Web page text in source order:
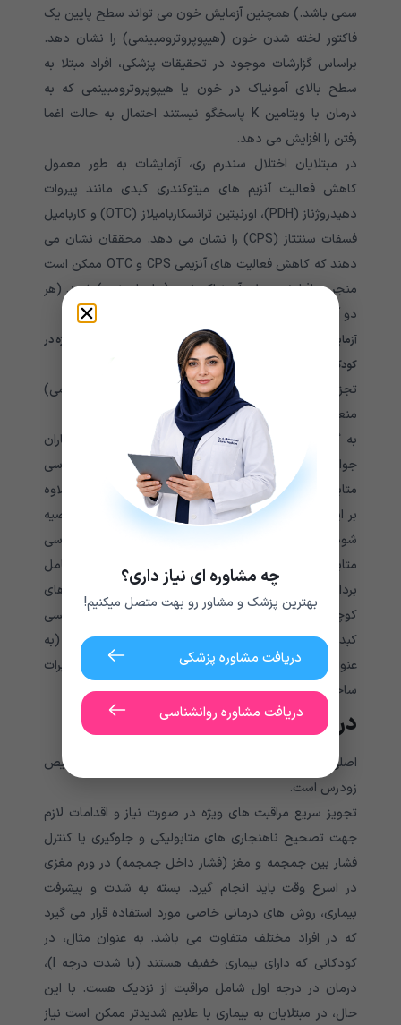
سمی باشد.) همچنین آزمایش خون می تواند سطح پایین یک
فاکتور لخته شدن خون (هیپوپروترومبینمی) را نشان دهد.
براساس گزارشات موجود در تحقیقات پزشکی، افراد مبتلا به
سطح بالای آمونیاک در خون یا هیپوپروترومبینمی که به
درمان با ویتامین K پاسخگو نیستند احتمال به حالت اغما
رفتن را افزایش می دهد.
در مبتلایان اختلال سندرم ری، آزمایشات به طور معمول
کاهش فعالیت آنزیم های میتوکندری کبدی مانند پیروات
دهیدروژناز (PDH)، اورنیتین ترانسکاربامیلاز (OTC) و کاربامیل
فسفات سنتتاز (CPS) را نشان می دهد. محققان نشان می
دهند که کاهش فعالیت های آنزیمی CPS و OTC ممکن است
منجر به افزایش سطح آمونیاک خون (هایپرامونمی) شود. (هر
دو آنزیم به عنوان بخشی از “چرخه اوره” عمل می کنند.)
آزمایشات ممکن است کاهش سطح قند خون (هیپوگلیسمی)، به ویژه در
کودکان خردسال را تأیید کند.
تجزیه و تحلیل CSF سطح گلوکز پایین (هیپوگلیسورامی)
منعکس کننده هیپوگلیسمی را نشان می دهد.
به گفته محققان، آزمایشات غربالگری تشخیصی برای بیماران
جوان باید انجام شود. تا به رد یا تشخیص اختلالات اساسی
متابولیکی که ممکن است وجود داشته باشد، کمک کند. علاوه
بر این، به ویژه برای کودکان زیر دو سال، ممکن است توصیه
شود که بیوپسی کبد برای از بین بردن یا تأیید اختلالات اساسی
متابولیک یا سمی کبد کمک کند. نمونه برداری کبد شامل
برداشتن جراحی (بیوپسی) و ارزیابی میکروسکوپی نمونه های
کوچک از بافت کبد است. در مبتلایان به سندرم ری، بیوپسی
کبد به طور معمول تجمع غیر طبیعی برخی ترکیبات چربی (به
عنوان مثال، تری گلیسیرید) در سلول های کبدی و تغییرات
ساختاری میتوکندری کبد را نشان می دهد.
درمان سندروم ری
اصلی ترین روش های درمانی سندروم ری شامل تشخیص
زودرس است.
تجویز سریع مراقبت های ویژه در صورت نیاز و اقدامات لازم
جهت تصحیح ناهنجاری های متابولیکی و جلوگیری یا کنترل
فشار بین جمجمه و مغز (فشار داخل جمجمه) در ورم مغزی
در اسرع وقت باید انجام گیرد. بسته به شدت و پیشرفت
بیماری، روش های درمانی خاصی مورد استفاده قرار می گیرد
که در افراد مختلف متفاوت می باشد. به عنوان مثال، در
کودکانی که دارای بیماری خفیف هستند (با شدت درجه I)،
درمان در درجه اول شامل مراقبت از نزدیک هست. با این
حال، در مبتلایان به بیماری با علایم شدیدتر ممکن است نیاز
چه مشاوره ای نیاز داری؟
بهترین پزشک و مشاور رو بهت متصل میکنیم!
دریافت مشاوره پزشکی
دریافت مشاوره روانشناسی